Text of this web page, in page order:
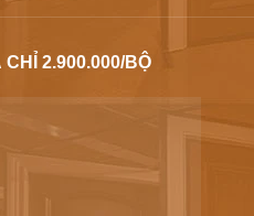
2.900.000/BỘ